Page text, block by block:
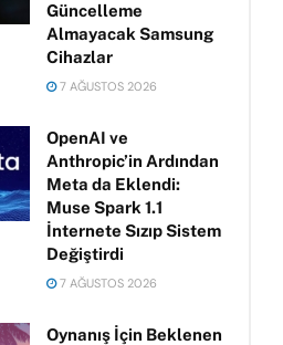
Güncelleme
Almayacak Samsung
Cihazlar
7 AĞUSTOS 2026
OpenAI ve
Anthropic’in Ardından
Meta da Eklendi:
Muse Spark 1.1
İnternete Sızıp Sistem
Değiştirdi
7 AĞUSTOS 2026
Oynanış İçin Beklenen